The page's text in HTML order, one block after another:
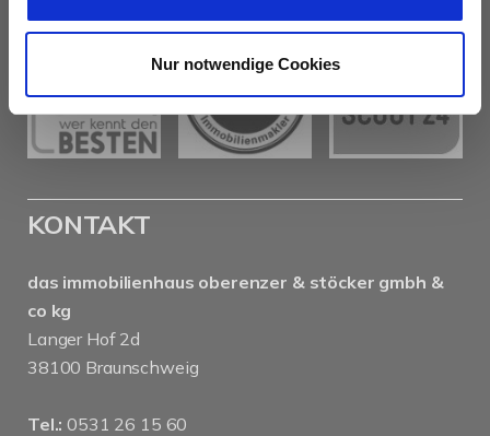
Nur notwendige Cookies
KONTAKT
das immobilienhaus oberenzer & stöcker gmbh &
co kg
Langer Hof 2d
38100 Braunschweig
Tel.: 0531 26 15 60